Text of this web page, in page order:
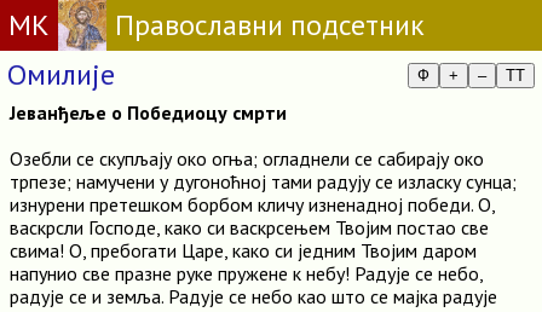
МК
Православни подсетник
Омилије
Ф + – TT
Јеванђеље о Победиоцу смрти
Озебли се скупљају око огња; огладнели се сабирају око
трпезе; намучени у дугоноћној тами радују се изласку сунца;
изнурени претешком борбом кличу изненадној победи. О,
васкрсли Господе, како си васкрсењем Твојим постао све
свима! О, пребогати Царе, како си једним Твојим даром
напунио све празне руке пружене к небу! Радује се небо,
радује се и земља. Радује се небо као што се мајка радује